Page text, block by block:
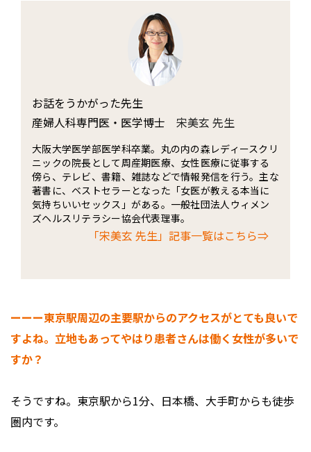
お話をうかがった先生
産婦人科専門医・医学博士 宋美玄 先生
大阪大学医学部医学科卒業。丸の内の森レディースクリ
ニックの院長として周産期医療、女性医療に従事する
傍ら、テレビ、書籍、雑誌などで情報発信を行う。主な
著書に、ベストセラーとなった「女医が教える本当に
気持ちいいセックス」がある。一般社団法人ウィメン
ズヘルスリテラシー協会代表理事。
「宋美玄 先生」記事一覧はこちら⇒
ーーー東京駅周辺の主要駅からのアクセスがとても良いで
すよね。立地もあってやはり患者さんは働く女性が多いで
すか？
そうですね。東京駅から1分、日本橋、大手町からも徒歩
圏内です。